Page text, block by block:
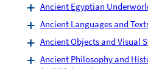
Ancient Egyptian
Ancient Languages and
Ancient Objects and Visual
Ancient Philosophy and